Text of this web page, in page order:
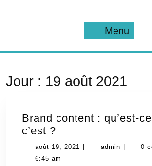
Menu
Jour : 19 août 2021
Brand content : qu’est-
c’est ?
content
:
août 19, 2021 août
admin admin0
6:45 am